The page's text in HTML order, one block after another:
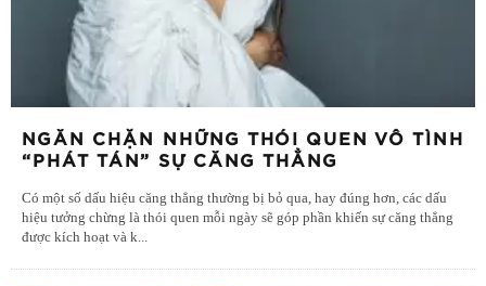
NGĂN CHẶN NHỮNG THÓI QUEN VÔ TÌNH
“PHÁT TÁN” SỰ CĂNG THẲNG
Có một số dấu hiệu căng thẳng thường bị bỏ qua, hay đúng hơn, các dấu
hiệu tưởng chừng là thói quen mỗi ngày sẽ góp phần khiến sự căng thẳng
được kích hoạt và k...